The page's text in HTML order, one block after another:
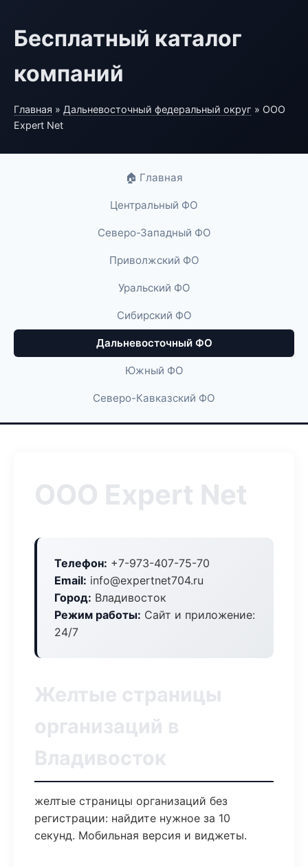
Бесплатный каталог
компаний
Главная » Дальневосточный федеральный округ » ООО
Expert Net
🏠 Главная
Центральный ФО
Северо-Западный ФО
Приволжский ФО
Уральский ФО
Сибирский ФО
Дальневосточный ФО
Южный ФО
Северо-Кавказский ФО
ООО Expert Net
Телефон: +7-973-407-75-70
Email: info@expertnet704.ru
Город: Владивосток
Режим работы: Сайт и приложение:
24/7
Желтые страницы
организаций в
Владивосток
желтые страницы организаций без
регистрации: найдите нужное за 10
секунд. Мобильная версия и виджеты.